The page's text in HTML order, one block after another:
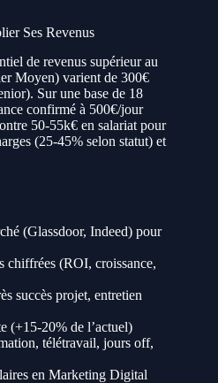
Ses Revenus
de revenus supérieur au
Moyen) varient de 300€
Sur une base de 18
confirmé à 500€/jour
50-55k€ en salariat pour
(25-45% selon statut) et
(Glassdoor, Indeed) pour
chiffrées (ROI, croissance,
succès projet, entretien
(+15-20% de l’actuel)
télétravail, jours off,
en Marketing Digital